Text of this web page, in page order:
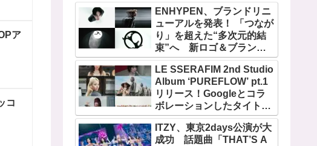
ア
コ
ENHYPEN、ブランドリニ
ューアルを発表！ 「つなが
り」を超えた“多次元的結
束”へ 新ロゴ＆ブランド
フィルム公開
LE SSERAFIM 2nd Studio
Album ‘PUREFLOW’ pt.1
リリース！Googleとコラ
ボレーションしたタイトル
曲「BOOMPALA」MVも公
開
ITZY、東京2days公演が大
成功 話題曲「THAT’S A